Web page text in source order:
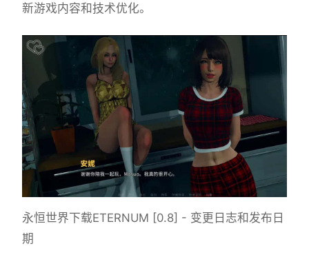
新游戏内容和技术优化。
永恒世界下载ETERNUM [0.8] - 变更日志和发布日
期